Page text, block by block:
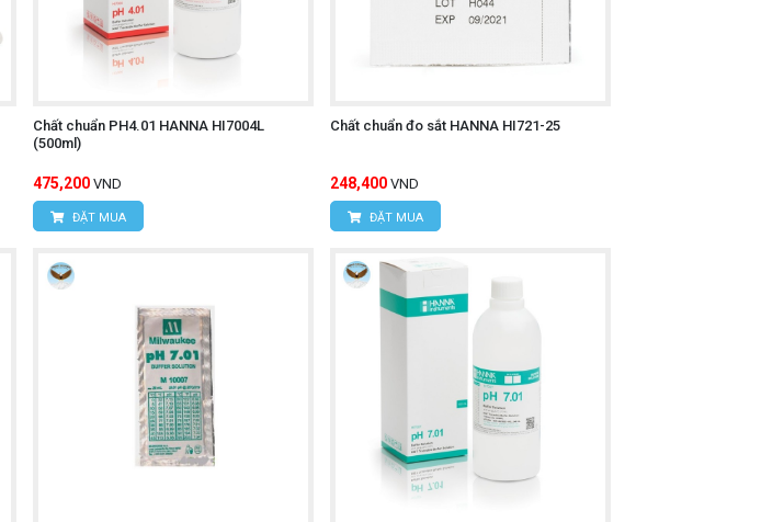
Chất chuẩn PH4.01 HANNA HI7004L
(500ml)
475,200 VND
ĐẶT MUA
Chất chuẩn đo sắt HANNA HI721-25
248,400 VND
ĐẶT MUA